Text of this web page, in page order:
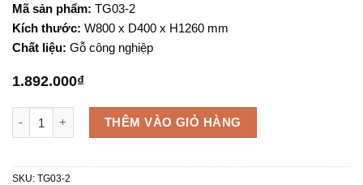
Mã sản phẩm: TG03-2
Kích thước: W800 x D400 x H1260 mm
Chất liệu: Gỗ công nghiệp
1.892.000₫
Tủ gỗ văn phòng TG03-2 số lượng
THÊM VÀO GIỎ HÀNG
SKU: TG03-2